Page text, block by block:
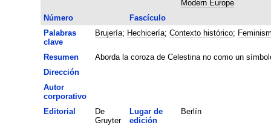
Modern Europe
Número
Fascículo
Palabras
clave
Brujería; Hechicería; Contexto histórico;
Resumen
Aborda la coroza de Celestina no como un
Dirección
Autor
corporativo
Editorial
De
Gruyter
Lugar de
edición
Berlín